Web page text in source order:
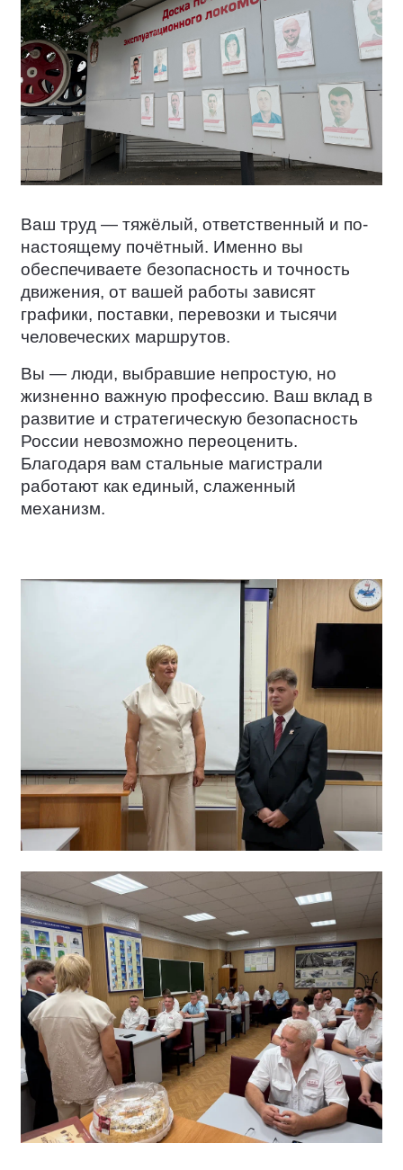
Ваш труд — тяжёлый, ответственный и по-
настоящему почётный. Именно вы
обеспечиваете безопасность и точность
движения, от вашей работы зависят
графики, поставки, перевозки и тысячи
человеческих маршрутов.
Вы — люди, выбравшие непростую, но
жизненно важную профессию. Ваш вклад в
развитие и стратегическую безопасность
России невозможно переоценить.
Благодаря вам стальные магистрали
работают как единый, слаженный
механизм.